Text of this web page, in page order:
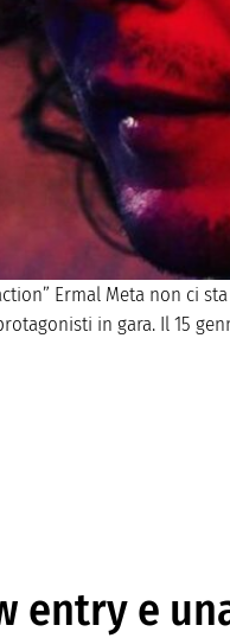
Ermal Meta non ci
in gara. Il 15
entry e